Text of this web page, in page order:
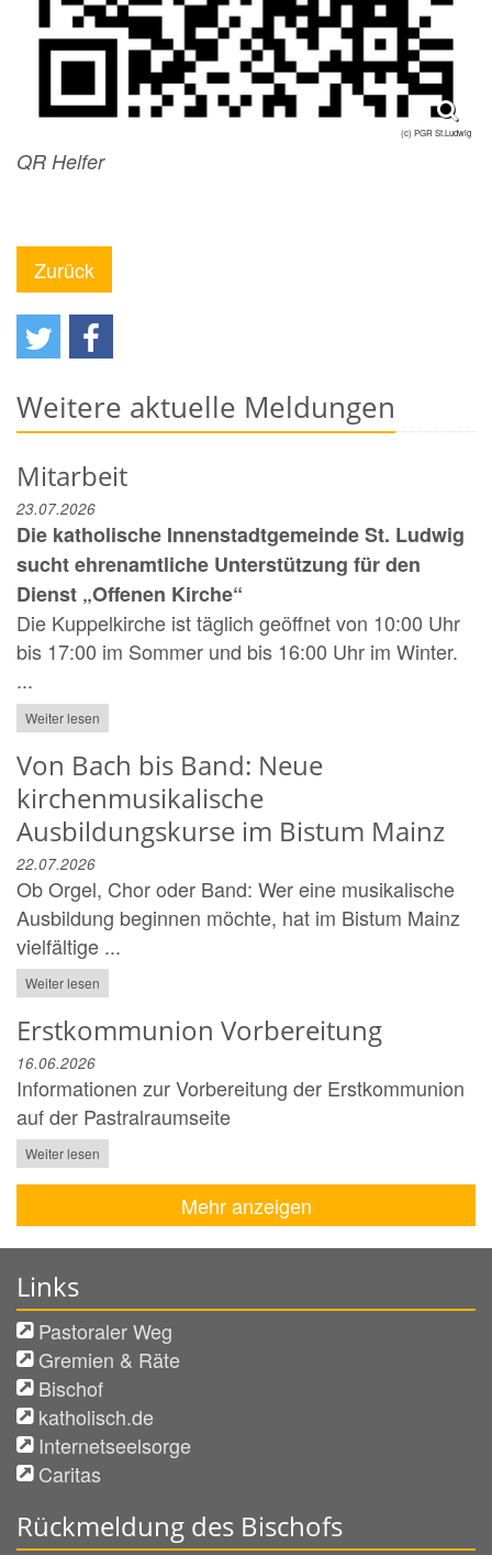
(c) PGR St.Ludwig
QR Helfer
Zurück
Weitere aktuelle Meldungen
Mitarbeit
23.07.2026
Die katholische Innenstadtgemeinde St. Ludwig
sucht ehrenamtliche Unterstützung für den
Dienst „Offenen Kirche“
Die Kuppelkirche ist täglich geöffnet von 10:00 Uhr
bis 17:00 im Sommer und bis 16:00 Uhr im Winter.
...
Weiter lesen
Von Bach bis Band: Neue
kirchenmusikalische
Ausbildungskurse im Bistum Mainz
22.07.2026
Ob Orgel, Chor oder Band: Wer eine musikalische
Ausbildung beginnen möchte, hat im Bistum Mainz
vielfältige ...
Weiter lesen
Erstkommunion Vorbereitung
16.06.2026
Informationen zur Vorbereitung der Erstkommunion
auf der Pastralraumseite
Weiter lesen
Mehr anzeigen
Links
Pastoraler Weg
Gremien & Räte
Bischof
katholisch.de
Internetseelsorge
Caritas
Rückmeldung des Bischofs